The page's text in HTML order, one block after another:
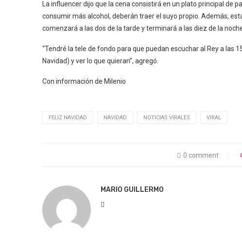
La influencer dijo que la cena consistirá en un plato principal de
consumir más alcohol, deberán traer el suyo propio. Además,
comenzará a las dos de la tarde y terminará a las diez de la
“Tendré la tele de fondo para que puedan escuchar al Rey a las
Navidad) y ver lo que quieran”, agregó.
Con información de Milenio
FELIZ NAVIDAD NAVIDAD NOTICIAS VIRALES VIRAL
0 comment
MARIO GUILLERMO